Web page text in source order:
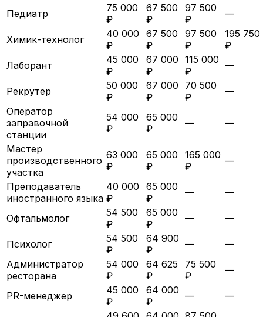
Педиатр
75 000
₽
67 500
₽
97 500
₽
—
Химик-технолог
40 000
₽
67 500
₽
97 500
₽
195 750
₽
Лаборант
45 000
₽
67 000
₽
115 000
₽
—
Рекрутер
50 000
₽
67 000
₽
70 500
₽
—
Оператор
заправочной
станции
54 000
₽
65 000
₽
— —
Мастер
производственного
участка
63 000
₽
65 000
₽
165 000
₽
—
Преподаватель
иностранного языка
40 000
₽
65 000
₽
— —
Офтальмолог
54 500
₽
65 000
₽
— —
Психолог
54 500
₽
64 900
₽
—
—
Администратор
ресторана
54 000
₽
64 625
₽
75 500
₽
—
PR-менеджер
45 000
₽
64 000
₽
— —